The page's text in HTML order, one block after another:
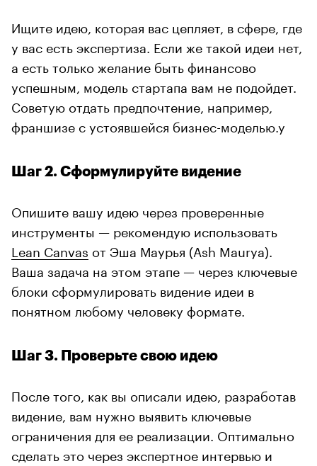
Ищите идею, которая вас цепляет, в сфере, где
у вас есть экспертиза. Если же такой идеи нет,
а есть только желание быть финансово
успешным, модель стартапа вам не подойдет.
Советую отдать предпочтение, например,
франшизе с устоявшейся бизнес-моделью.у
Шаг 2. Сформулируйте видение
Опишите вашу идею через проверенные
инструменты — рекомендую использовать
Lean Canvas от Эша Маурья (Ash Maurya).
Ваша задача на этом этапе — через ключевые
блоки сформулировать видение идеи в
понятном любому человеку формате.
Шаг 3. Проверьте свою идею
После того, как вы описали идею, разработав
видение, вам нужно выявить ключевые
ограничения для ее реализации. Оптимально
сделать это через экспертное интервью и